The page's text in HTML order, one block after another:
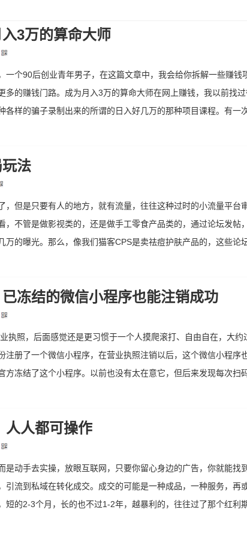
3万的算命大师
一个90后创业青年男子，在这篇文章中，我会给你拆解一些赚钱
多的赚钱门路。成为月入3万的算命大师在网上赚钱，我以前找
各样的骗子录制出来的所谓的日入好几万的那种项目课程。有一
法
，但是只要有人的地方，就有流量，往往这种过时的小流量平台
，不管是做影视类的，还是做手工零食产品类的，通过论坛发帖
万的曝光。那么，像我们猫客CPS是卖祛痘护肤产品的，这些论
冻结的微信小程序也能注销成功
执照，后面感觉还是更习惯于一个人摸爬滚打、自由自在，大约
注册了一个微信小程序，在营业执照注销以后，这个微信小程序
方冻结了这个小程序。以前也没有太在意它，但后来发现每次扫
人人都可操作
是动手去实操，放眼互联网，只要你留心身边的广告，你就能找
引流到私域在转化成交。成交的可能是一种成品，一种服务，再
短的2-3个月，长的也不过1-2年，越暴利的，往往过了那个红利